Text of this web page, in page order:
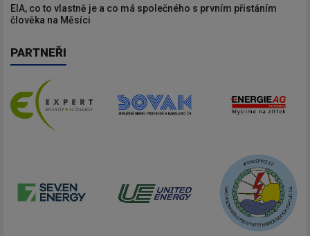
EIA, co to vlastně je a co má společného s prvním přistáním
člověka na Měsíci
PARTNEŘI